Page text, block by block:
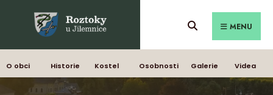
MENU
O obci Historie Kostel Osobnosti Galerie Videa